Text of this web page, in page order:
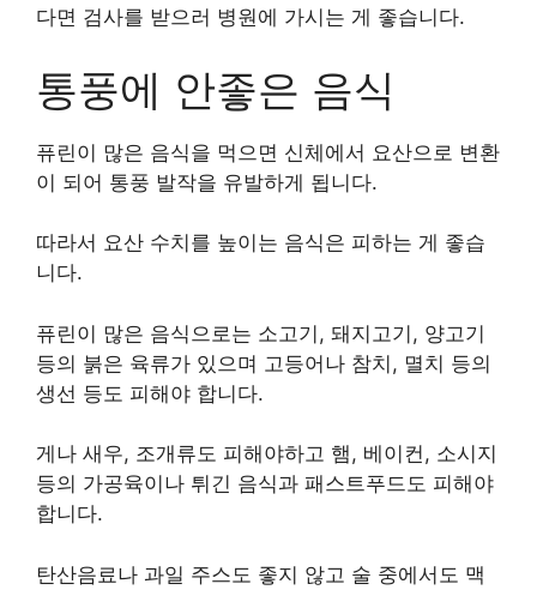
다면 검사를 받으러 병원에 가시는 게 좋습니다.
통풍에 안좋은 음식
퓨린이 많은 음식을 먹으면 신체에서 요산으로 변환
이 되어 통풍 발작을 유발하게 됩니다.
따라서 요산 수치를 높이는 음식은 피하는 게 좋습
니다.
퓨린이 많은 음식으로는 소고기, 돼지고기, 양고기
등의 붉은 육류가 있으며 고등어나 참치, 멸치 등의
생선 등도 피해야 합니다.
게나 새우, 조개류도 피해야하고 햄, 베이컨, 소시지
등의 가공육이나 튀긴 음식과 패스트푸드도 피해야
합니다.
탄산음료나 과일 주스도 좋지 않고 술 중에서도 맥